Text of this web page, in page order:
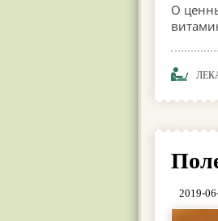
О
2019-